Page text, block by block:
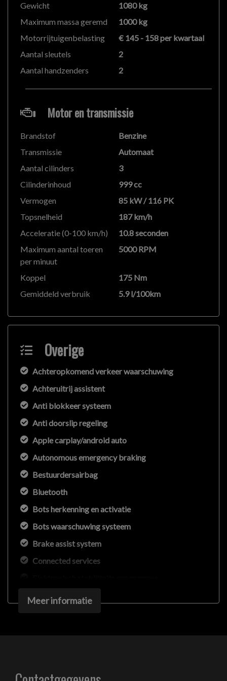
Er kunnen echter geen rechten worden ontleend aan
de verstrekte informatie in de advertentie. Vertrouw
niet alleen op deze informatie maar controleer altijd
zelf de zaken welke voor jou belangrijk zijn en je
op met de verkoper voor aanvullende vragen.
Gewicht
1080 kg
Maximum massa geremd
1000 kg
Motorrijtuigenbelasting
€ 145 - 158 per kwartaal
Aantal sleutels
2
Aantal handzenders
2
Motor en transmissie
Brandstof
Benzine
Transmissie
Automaat
Aantal cilinders
3
Cilinderinhoud
999 cc
Vermogen
85 kW / 116 PK
Topsnelheid
187 km/h
Acceleratie (0-100 km/h)
10.8 seconden
Maximum aantal toeren
per minuut
5000 RPM
Koppel
175 Nm
Gemiddeld verbruik
5.9 l/100km
Overige
Achteropkomend verkeer waarschuwing
Achteruitrij assistent
Anti blokkeer systeem
Anti doorslip regeling
Apple carplay/android auto
Autonomous emergency braking
Bestuurdersairbag
Bluetooth
Bots herkenning en activatie
Bots waarschuwing systeem
Brake assist system
Connected services
Elektronische remkrachtverdeling
Hoofd airbag(s) achter
Meer informatie